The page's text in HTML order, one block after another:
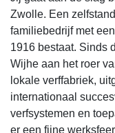
Zwolle. Een
familiebedrijf met
1916 bestaat. Sinds
Wijhe aan het roer
lokale verffabriek,
internationaal
verfsystemen en
er een fijne